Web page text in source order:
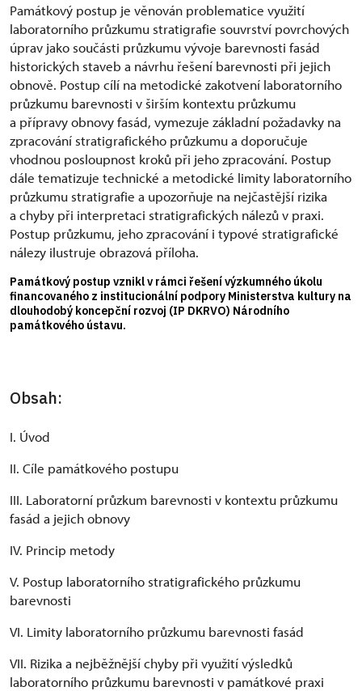
Památkový postup je věnován problematice využití
laboratorního průzkumu stratigrafie souvrství povrchových
úprav jako součásti průzkumu vývoje barevnosti fasád
historických staveb a návrhu řešení barevnosti při jejich
obnově. Postup cílí na metodické zakotvení laboratorního
průzkumu barevnosti v širším kontextu průzkumu
a přípravy obnovy fasád, vymezuje základní požadavky na
zpracování stratigrafického průzkumu a doporučuje
vhodnou posloupnost kroků při jeho zpracování. Postup
dále tematizuje technické a metodické limity laboratorního
průzkumu stratigrafie a upozorňuje na nejčastější rizika
a chyby při interpretaci stratigrafických nálezů v praxi.
Postup průzkumu, jeho zpracování i typové stratigrafické
nálezy ilustruje obrazová příloha.
Památkový postup vznikl v rámci řešení výzkumného úkolu
financovaného z institucionální podpory Ministerstva kultury na
dlouhodobý koncepční rozvoj (IP DKRVO) Národního
památkového ústavu.
Obsah:
I. Úvod
II. Cíle památkového postupu
III. Laboratorní průzkum barevnosti v kontextu průzkumu
fasád a jejich obnovy
IV. Princip metody
V. Postup laboratorního stratigrafického průzkumu
barevnosti
VI. Limity laboratorního průzkumu barevnosti fasád
VII. Rizika a nejběžnější chyby při využití výsledků
laboratorního průzkumu barevnosti v památkové praxi